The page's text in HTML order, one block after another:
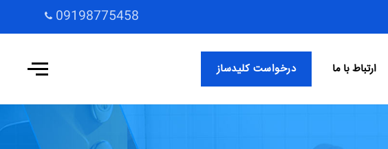
09198775458
ارتباط با ما درخواست کلیدساز